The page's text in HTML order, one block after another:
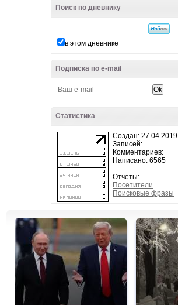
Поиск по дневнику
в этом дневнике
Подписка по e-mail
Статистика
Создан: 27.04.2019
Записей:
Комментариев:
Написано: 6565
Отчеты:
Посетители
Поисковые фразы